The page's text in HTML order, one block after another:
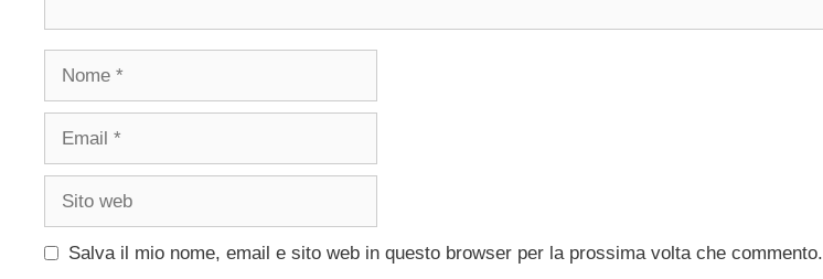
Nome
Email
Sito
Salva il mio nome, email e sito web in questo browser per la prossima volta che commento.